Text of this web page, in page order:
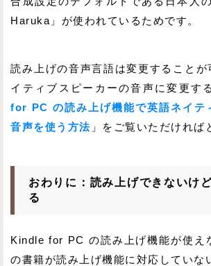
Haruka」が使われているためです。
読み上げの音声言語は変更することが
イティブスピーカーの音声に変更す
for PC の読み上げ機能で英語ネイテ
音声を使う方法 」をご覧いただければ
おわりに：読み上げできないけ
る
Kindle for PC の読み上げ機能が使え
の書籍が読み上げ機能に対応していな